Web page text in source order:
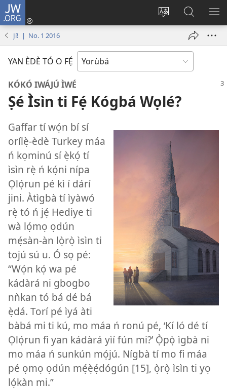
JW.ORG
Yí
pa
Wọlé
(opens
Wa
JW.ORG
Jí! | No. 1 2016
YAN ÈDÈ TÓ O FẸ́
KÓKÓ IWÁJÚ ÌWÉ
Ṣé Ìsìn ti Fẹ́ Kógbá Wọlé?
Gaffar tí wọ́n bí sí
orílẹ̀-èdè Turkey máa
ń kọminú sí ẹ̀kọ́ tí
ìsìn rẹ̀ ń kọ́ni nípa
Ọlọ́run pé kì í dárí
jini. Àtìgbà tí ìyàwó
rẹ̀ tó ń jẹ́ Hediye ti
wà lọ́mọ ọdún
mẹ́sàn-àn lọ̀rọ̀ ìsìn ti
tojú sú u. Ó sọ pé:
“Wọ́n kọ́ wa pé
kádàrá ni gbogbo
nǹkan tó bá dé bá
ẹ̀dá. Torí pé ìyá àti
bàbá mi ti kú, mo máa ń ronú pé, ‘Kí ló dé tí
Ọlọ́run fi yan kádàrá yìí fún mi?’ Ọ̀pọ̀ ìgbà ni
mo máa ń sunkún mọ́jú. Nígbà tí mo fi máa
pé ọmọ ọdún mẹ́ẹ̀ẹ́dógún [15], ọ̀rọ̀ ìsìn ti yọ
lọ́kàn mi.”